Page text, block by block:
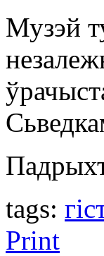
Музэй
tags:
Print